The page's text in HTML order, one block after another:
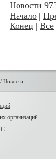
Новости
Начало |
Конец | Все
/ Новости
организаций